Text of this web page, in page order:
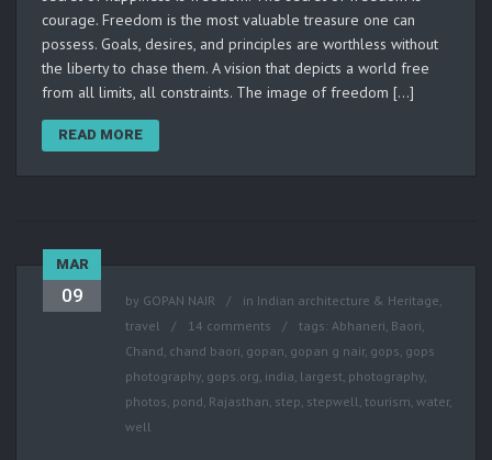
courage. Freedom is the most valuable treasure one can
possess. Goals, desires, and principles are worthless without
the liberty to chase them. A vision that depicts a world free
from all limits, all constraints. The image of freedom […]
READ MORE
MAR
09 by GOPAN NAIR in Indian architecture & Heritage,
travel
14 comments tags: Abhaneri, Baori,
Chand, chand baori, gopan, gopan g nair, gops, gops
photography, gops.org, india, largest, photography,
photos, pond, Rajasthan, step, stepwell, tourism, water,
well